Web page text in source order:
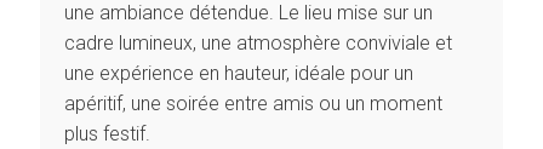
une ambiance détendue. Le lieu mise sur un
cadre lumineux, une atmosphère conviviale et
une expérience en hauteur, idéale pour un
apéritif, une soirée entre amis ou un moment
plus festif.